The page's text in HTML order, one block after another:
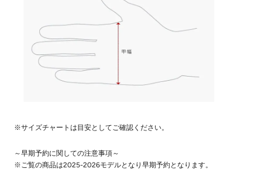
※サイズチャートは目安としてご確認ください。
～早期予約に関しての注意事項～
※ご覧の商品は2025-2026モデルとなり早期予約となります。